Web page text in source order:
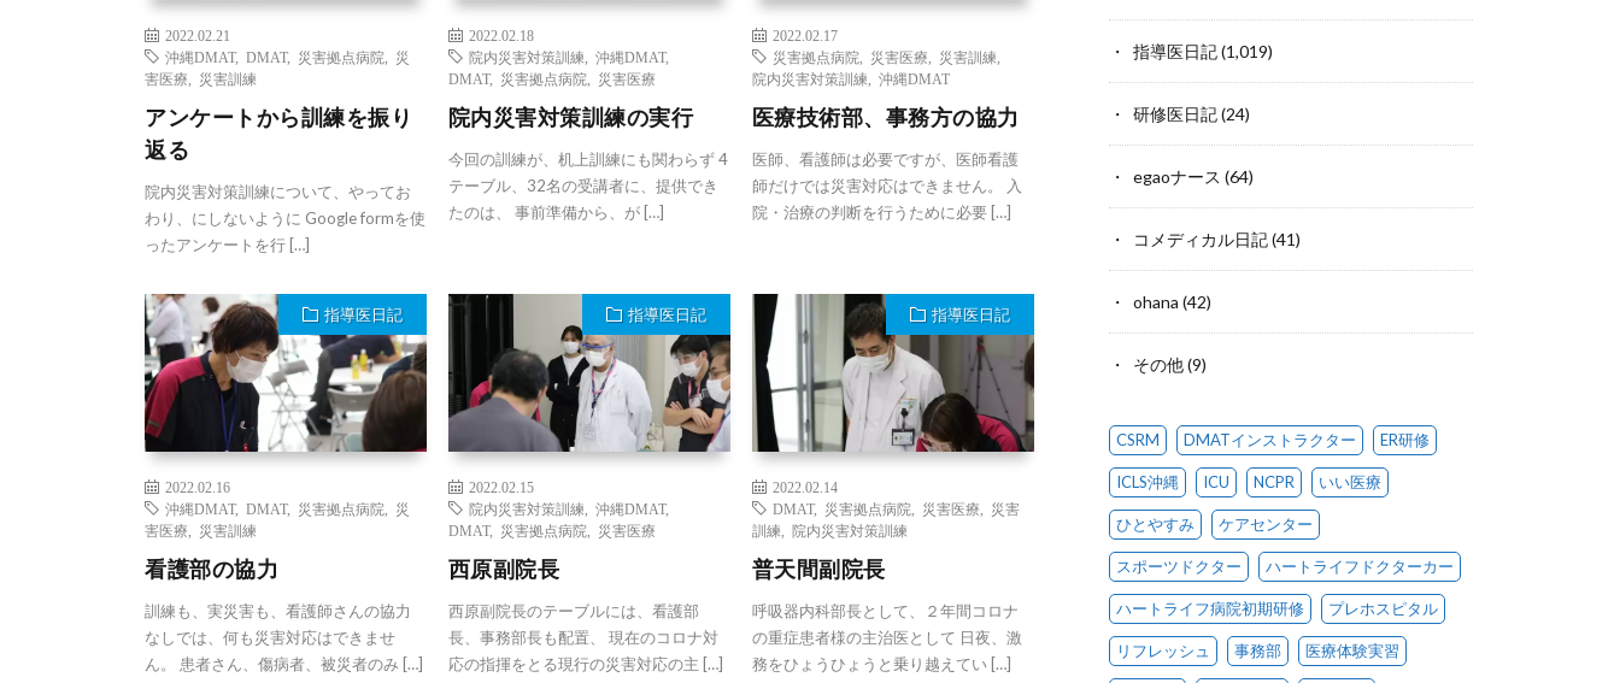
2022.02.21
沖縄DMAT, DMAT, 災害拠点病院
災
害医療
災害訓練
アンケートから訓練を振り
返る
院内災害対策訓練について、やってお
わり、にしないように Google formを使
ったアンケートを行 […]
2022.02.18
院内災害対策訓練
沖縄DMAT,
DMAT, 災害拠点病院, 災害医療
院内災害対策訓練の実行
今回の訓練が、机上訓練にも関わらず 4
テーブル、32名の受講者に、提供でき
たのは、 事前準備から、が […]
2022.02.17
災害拠点病院, 災害医療 災害訓練
院内災害対策訓練
沖縄DMAT
医療技術部、事務方の協力
医師、看護師は必要ですが、医師看護
師だけでは災害対応はできません。 入
院・治療の判断を行うために必要 […]
指導医日記
2022.02.16
沖縄DMAT, DMAT, 災害拠点病院
災
害医療
災害訓練
看護部の協力
訓練も、実災害も、看護師さんの協力
なしでは、何も災害対応はできませ
ん。 患者さん、傷病者、被災者のみ […]
指導医日記
2022.02.15
院内災害対策訓練
沖縄DMAT,
DMAT, 災害拠点病院, 災害医療
西原副院長
西原副院長のテーブルには、看護部
長、事務部長も配置、 現在のコロナ対
応の指揮をとる現行の災害対応の主 […]
指導医日記
2022.02.14
DMAT, 災害拠点病院, 災害医療
災害
訓練
院内災害対策訓練
普天間副院長
呼吸器内科部長として、２年間コロナ
の重症患者様の主治医として 日夜、激
務をひょうひょうと乗り越えてい […]
指導医日記(1,019)
研修医日記(24)
egaoナース (64)
コメディカル日記(41)
ohana (42)
その他(9)
CSRM DMATインストラクター ER研修
ICLS沖縄 ICU NCPR いい医療
ひとやすみ ケアセンター
スポーツドクター ハートライフドクターカー
ハートライフ病院初期研修 プレホスピタル
リフレッシュ 事務部 医療体験実習